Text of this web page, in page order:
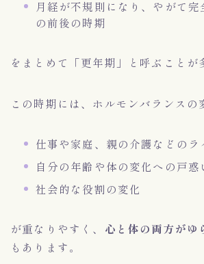
月経が不規則になり、やがて
の前後の時期
をまとめて「更年期」と呼ぶことが
この時期には、ホルモンバランスの
仕事や家庭、親の介護などのラ
自分の年齢や体の変化への戸惑
社会的な役割の変化
が重なりやすく、 心と体の両方がゆ
もあります。